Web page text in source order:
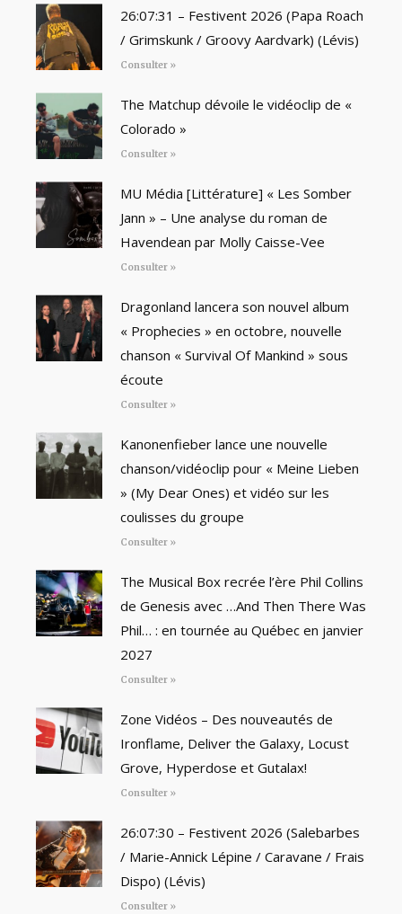
26:07:31 – Festivent 2026 (Papa Roach
/ Grimskunk / Groovy Aardvark) (Lévis)
Consulter »
The Matchup dévoile le vidéoclip de «
Colorado »
Consulter »
MU Média [Littérature] « Les Somber
Jann » – Une analyse du roman de
Havendean par Molly Caisse-Vee
Consulter »
Dragonland lancera son nouvel album
« Prophecies » en octobre, nouvelle
chanson « Survival Of Mankind » sous
écoute
Consulter »
Kanonenfieber lance une nouvelle
chanson/vidéoclip pour « Meine Lieben
» (My Dear Ones) et vidéo sur les
coulisses du groupe
Consulter »
The Musical Box recrée l’ère Phil Collins
de Genesis avec …And Then There Was
Phil… : en tournée au Québec en janvier
2027
Consulter »
Zone Vidéos – Des nouveautés de
Ironflame, Deliver the Galaxy, Locust
Grove, Hyperdose et Gutalax!
Consulter »
26:07:30 – Festivent 2026 (Salebarbes
/ Marie-Annick Lépine / Caravane / Frais
Dispo) (Lévis)
Consulter »